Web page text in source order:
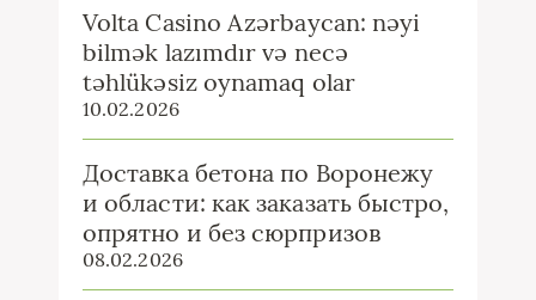
Volta Casino Azərbaycan: nəyi
bilmək lazımdır və necə
təhlükəsiz oynamaq olar
10.02.2026
Доставка бетона по Воронежу
и области: как заказать быстро,
опрятно и без сюрпризов
08.02.2026